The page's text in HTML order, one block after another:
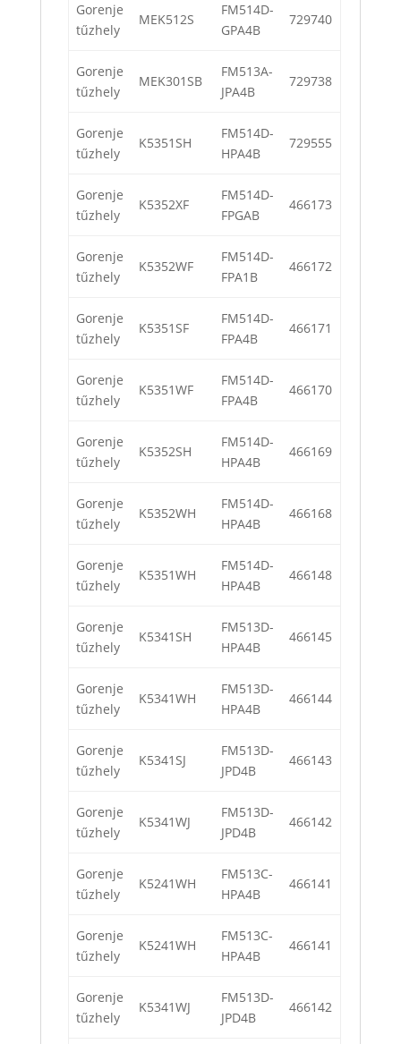
Gorenje
tűzhely
MEK512S
FM514D-
GPA4B
729740
Gorenje
tűzhely
MEK301SB
FM513A-
JPA4B
729738
Gorenje
tűzhely
K5351SH
FM514D-
HPA4B
729555
Gorenje
tűzhely
K5352XF
FM514D-
FPGAB
466173
Gorenje
tűzhely
K5352WF
FM514D-
FPA1B
466172
Gorenje
tűzhely
K5351SF
FM514D-
FPA4B
466171
Gorenje
tűzhely
K5351WF
FM514D-
FPA4B
466170
Gorenje
tűzhely
K5352SH
FM514D-
HPA4B
466169
Gorenje
tűzhely
K5352WH
FM514D-
HPA4B
466168
Gorenje
tűzhely
K5351WH
FM514D-
HPA4B
466148
Gorenje
tűzhely
K5341SH
FM513D-
HPA4B
466145
Gorenje
tűzhely
K5341WH
FM513D-
HPA4B
466144
Gorenje
tűzhely
K5341SJ
FM513D-
JPD4B
466143
Gorenje
tűzhely
K5341WJ
FM513D-
JPD4B
466142
Gorenje
tűzhely
K5241WH
FM513C-
HPA4B
466141
Gorenje
tűzhely
K5241WH
FM513C-
HPA4B
466141
Gorenje
tűzhely
K5341WJ
FM513D-
JPD4B
466142